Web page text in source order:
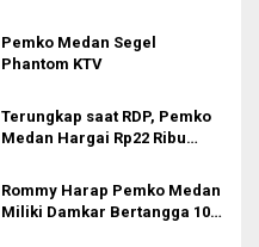
Pemko Medan Segel
Phantom KTV
Terungkap saat RDP, Pemko
Medan Hargai Rp22 Ribu
Rommy Harap Pemko Medan
Miliki Damkar Bertangga 100